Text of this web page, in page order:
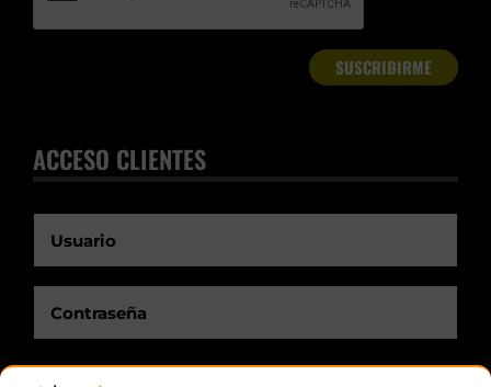
ACCESO CLIENTES
Recuérdame.